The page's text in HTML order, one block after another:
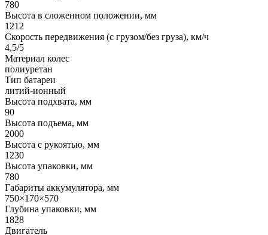
780
Высота в сложенном положении, мм
1212
Скорость передвижения (с грузом/без груза), км/ч
4,5/5
Материал колес
полиуретан
Тип батареи
литий-ионный
Высота подхвата, мм
90
Высота подъема, мм
2000
Высота с рукоятью, мм
1230
Высота упаковки, мм
780
Габариты аккумулятора, мм
750×170×570
Глубина упаковки, мм
1828
Двигатель